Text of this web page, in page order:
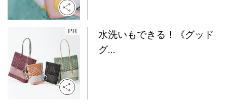
水洗いもできる！《グッド
グ...